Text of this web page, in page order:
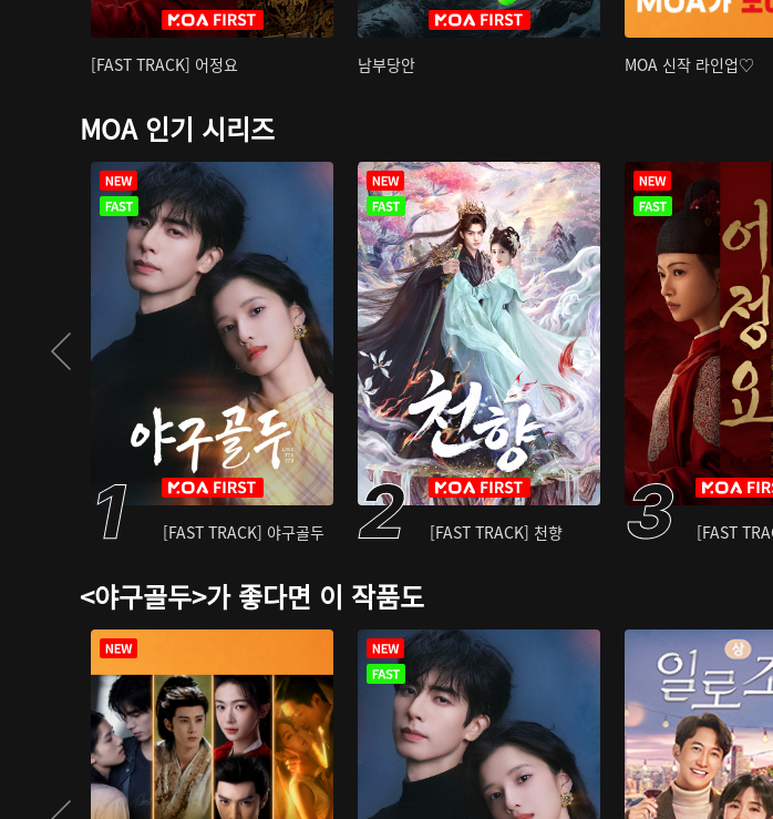
[FAST TRACK] 어정요 남부당안 MOA 신작 라인업♡
MOA 인기 시리즈
[FAST TRACK] 야구골두 [FAST TRACK] 천향 [FAST
<야구골두>가 좋다면 이 작품도